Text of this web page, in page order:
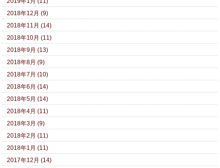
2018年12月 (9)
2018年11月 (14)
2018年10月 (11)
2018年9月 (13)
2018年8月 (9)
2018年7月 (10)
2018年6月 (14)
2018年5月 (14)
2018年4月 (11)
2018年3月 (9)
2018年2月 (11)
2018年1月 (11)
2017年12月 (14)